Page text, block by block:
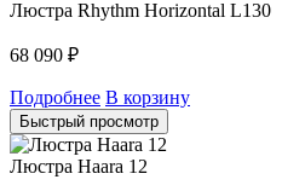
Люстра Rhythm Horizontal L130
68 090 ₽
Подробнее В корзину
Быстрый просмотр
Люстра Haara 12